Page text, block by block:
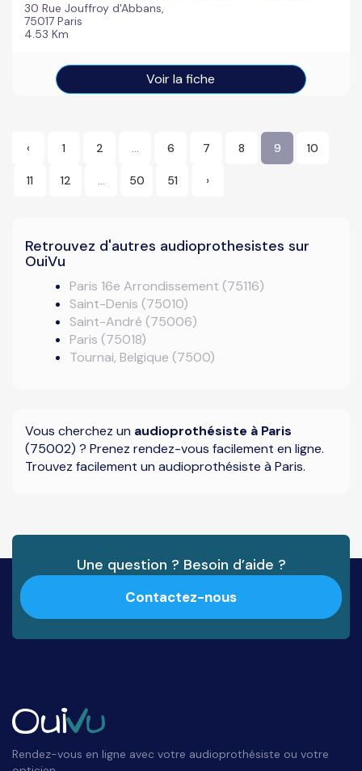
30 Rue Jouffroy d'Abbans,
75017 Paris
4.53 Km
Voir la fiche
‹ 1 2 ... 6 7 8 9 10
11 12 ... 50 51 ›
Retrouvez d'autres audioprothesistes sur
OuiVu
Paris 16e Arrondissement (75116)
Saint-Denis (75010)
Saint-André (75006)
Paris (75018)
Tournai, Belgique (7500)
Vous cherchez un audioprothésiste à Paris
(75002) ? Prenez rendez-vous facilement en ligne.
Trouvez facilement un audioprothésiste à Paris.
Une question ? Besoin d’aide ?
Contactez-nous
Rendez-vous en ligne avec votre audioprothésiste ou votre